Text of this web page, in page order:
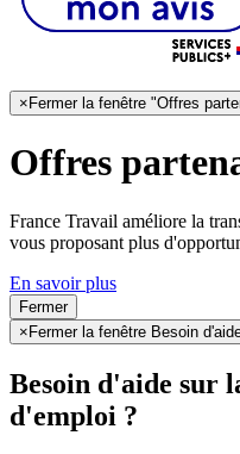
× Fermer la fenêtre "Offres
Offres
France Travail améliore la
vous proposant plus
En savoir plus
Fermer
×Fermer la fenêtre Besoin
Besoin d'aide sur
d'emploi ?